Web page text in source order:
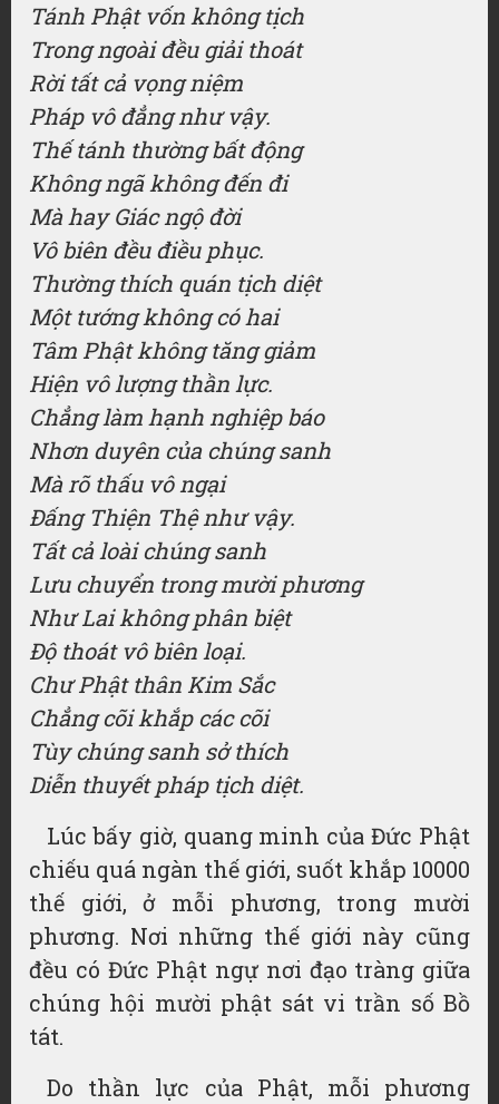
Tánh Phật vốn không tịch
Trong ngoài đều giải thoát
Rời tất cả vọng niệm
Pháp vô đẳng như vậy.
Thế tánh thường bất động
Không ngã không đến đi
Mà hay Giác ngộ đời
Vô biên đều điều phục.
Thường thích quán tịch diệt
Một tướng không có hai
Tâm Phật không tăng giảm
Hiện vô lượng thần lực.
Chẳng làm hạnh nghiệp báo
Nhơn duyên của chúng sanh
Mà rõ thấu vô ngại
Đấng Thiện Thệ như vậy.
Tất cả loài chúng sanh
Lưu chuyển trong mười phương
Như Lai không phân biệt
Độ thoát vô biên loại.
Chư Phật thân Kim Sắc
Chẳng cõi khắp các cõi
Tùy chúng sanh sở thích
Diễn thuyết pháp tịch diệt.
Lúc bấy giờ, quang minh của Đức Phật
chiếu quá ngàn thế giới, suốt khắp 10000
thế giới, ở mỗi phương, trong mười
phương. Nơi những thế giới này cũng
đều có Đức Phật ngự nơi đạo tràng giữa
chúng hội mười phật sát vi trần số Bồ
tát.
Do thần lực của Phật, mỗi phương